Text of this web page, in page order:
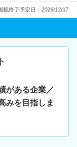
載終了予定日：2026/12/17
がある企業／
みを目指しま